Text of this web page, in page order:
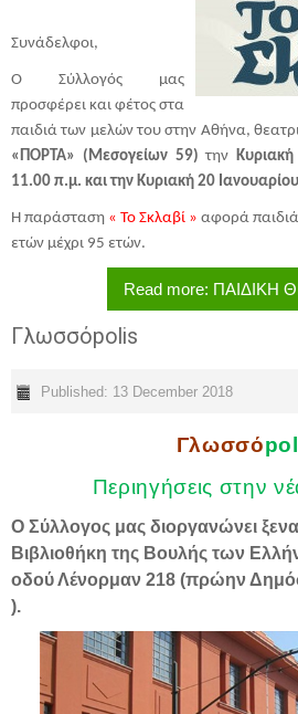
Συνάδελφοι,
O Σύλλογός μας
προσφέρει και φέτος στα
παιδιά των μελών του στην Αθήνα,
«ΠΟΡΤΑ» (Μεσογείων 59) την
11.00 π.μ. και την Κυριακή 20
Η παράσταση « Το Σκλαβί » αφορά
ετών μέχρι 95 ετών.
Read more: ΠΑΙΔΙΚΗ
Γλωσσόpolis
Published: 13 December 2018
Γλωσσό
Περιηγήσεις στην
Ο Σύλλογος μας διοργανώνει
Βιβλιοθήκη της Βουλής των
οδού Λένορμαν 218 (πρώην
).